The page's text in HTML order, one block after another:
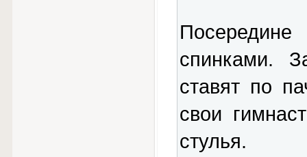
спинками.
ставят по
свои
стулья.